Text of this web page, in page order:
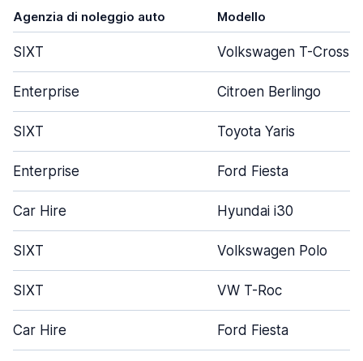
Agenzia di noleggio auto Modello
SIXT Volkswagen T-Cross
Enterprise Citroen Berlingo
SIXT Toyota Yaris
Enterprise Ford Fiesta
Car Hire Hyundai i30
SIXT Volkswagen Polo
SIXT VW T-Roc
Car Hire Ford Fiesta